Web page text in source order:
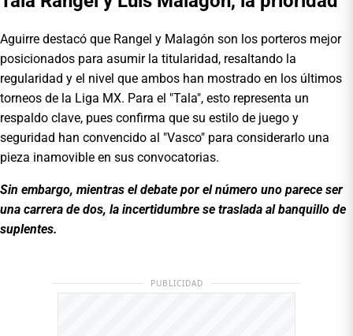
Aguirre destacó que Rangel y Malagón son los porteros mejor
posicionados para asumir la titularidad, resaltando la
regularidad y el nivel que ambos han mostrado en los últimos
torneos de la Liga MX. Para el "Tala", esto representa un
respaldo clave, pues confirma que su estilo de juego y
seguridad han convencido al "Vasco" para considerarlo una
pieza inamovible en sus convocatorias.
Sin embargo, mientras el debate por el número uno parece ser
una carrera de dos, la incertidumbre se traslada al banquillo de
suplentes.
PUBLICIDAD